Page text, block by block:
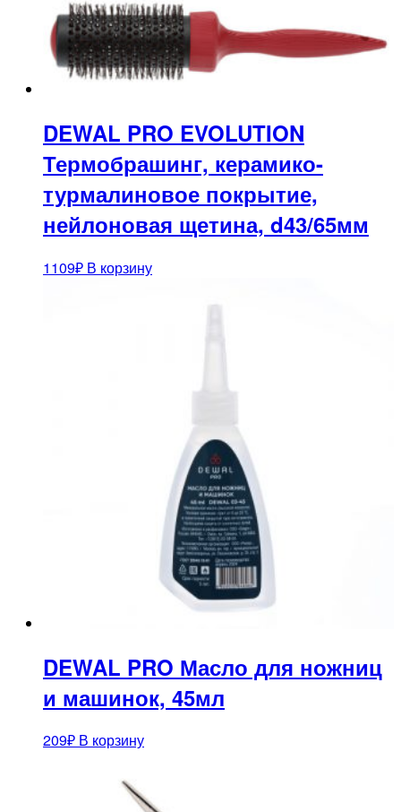
DEWAL PRO EVOLUTION
Термобрашинг, керамико-
турмалиновое покрытие,
нейлоновая щетина, d43/65мм
1109₽ В корзину
DEWAL PRO Масло для ножниц
и машинок, 45мл
209₽ В корзину